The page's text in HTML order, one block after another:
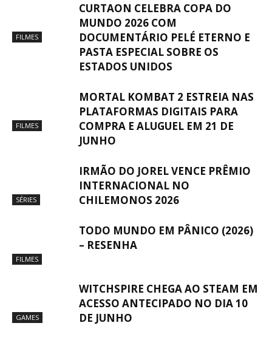
FILMES
CURTAON CELEBRA COPA DO
MUNDO 2026 COM
DOCUMENTÁRIO PELÉ ETERNO E
PASTA ESPECIAL SOBRE OS
ESTADOS UNIDOS
FILMES
MORTAL KOMBAT 2 ESTREIA NAS
PLATAFORMAS DIGITAIS PARA
COMPRA E ALUGUEL EM 21 DE
JUNHO
SÉRIES
IRMÃO DO JOREL VENCE PRÊMIO
INTERNACIONAL NO
CHILEMONOS 2026
FILMES
TODO MUNDO EM PÂNICO (2026)
– RESENHA
GAMES
WITCHSPIRE CHEGA AO STEAM EM
ACESSO ANTECIPADO NO DIA 10
DE JUNHO